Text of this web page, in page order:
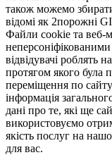
також можемо
відомі як 2порожні
Файли cookie та веб-
відвідувачі роблять
протягом якого була
переміщення по
інформація
дані про те, які ще
використовуємо
якість послуг на
для вас.